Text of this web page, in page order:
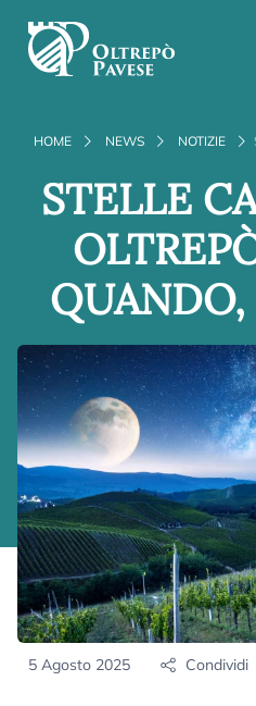
HOME NEWS NOTIZIE
STELLE
5 Agosto 2025 Condividi